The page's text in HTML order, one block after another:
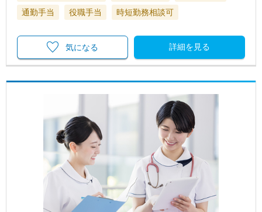
通勤手当
役職手当 時短勤務相談可
詳細を見る
気になる